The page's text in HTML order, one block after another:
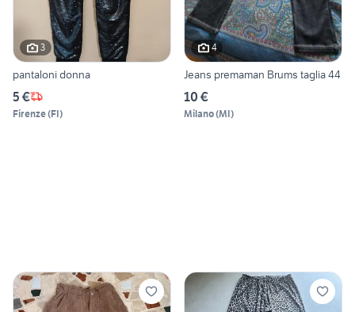
3
pantaloni donna
5 €
Firenze(FI)
4
Jeans premaman Brums taglia 44
10 €
Milano(MI)